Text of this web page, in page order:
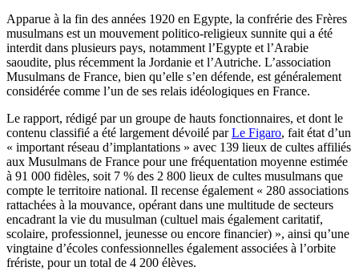
Apparue à la fin des années 1920 en Egypte, la confrérie des Frères
musulmans est un mouvement politico-religieux sunnite qui a été
interdit dans plusieurs pays, notamment l’Egypte et l’Arabie
saoudite, plus récemment la Jordanie et l’Autriche. L’association
Musulmans de France, bien qu’elle s’en défende, est généralement
considérée comme l’un de ses relais idéologiques en France.
Le rapport, rédigé par un groupe de hauts fonctionnaires, et dont le
contenu classifié a été largement dévoilé parLe Figaro, fait état d’un
« important réseau d’implantations » avec 139 lieux de cultes affiliés
aux Musulmans de France pour une fréquentation moyenne estimée
à 91 000 fidèles, soit 7 % des 2 800 lieux de cultes musulmans que
compte le territoire national. Il recense également « 280 associations
rattachées à la mouvance, opérant dans une multitude de secteurs
encadrant la vie du musulman (cultuel mais également caritatif,
scolaire, professionnel, jeunesse ou encore financier) », ainsi qu’une
vingtaine d’écoles confessionnelles également associées à l’orbite
frériste, pour un total de 4 200 élèves.